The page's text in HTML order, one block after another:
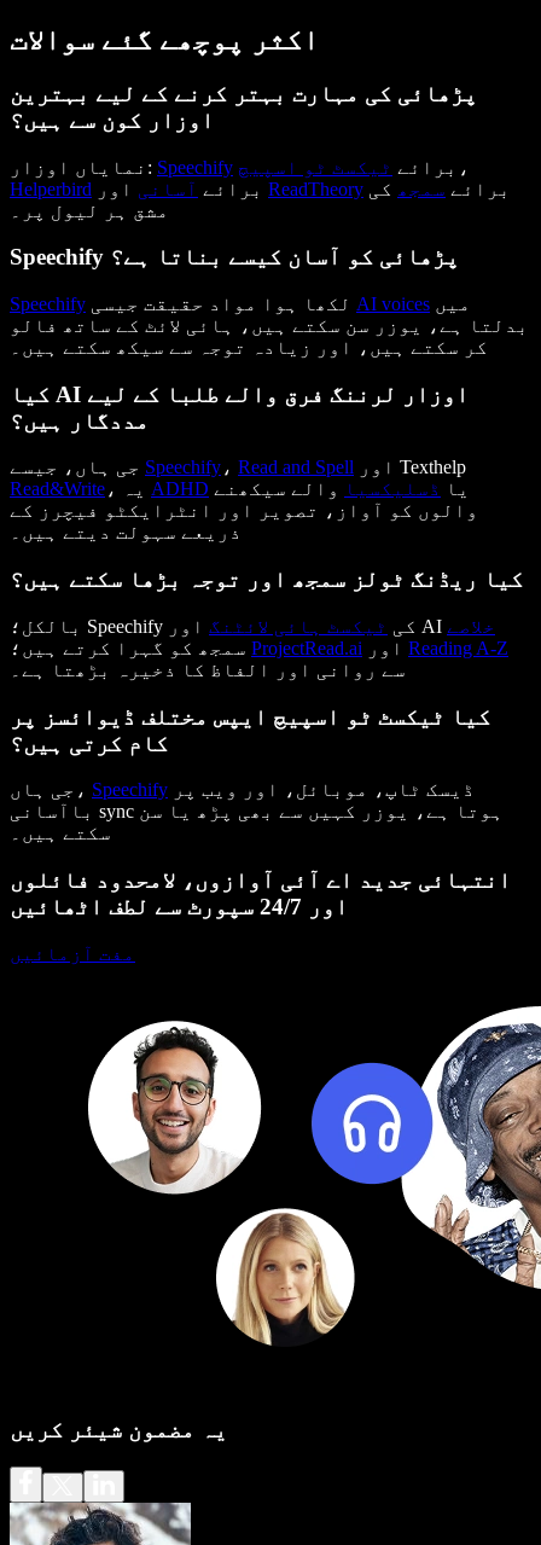
اکثر پوچھے گئے سوالات
پڑھائی کی مہارت بہتر کرنے کے لیے بہترین
اوزار کون سے ہیں؟
نمایاں اوزار: Speechify برائے ٹیکسٹ ٹو اسپیچ
،
Helperbird
برائے آسانی ReadTheory برائے سمجھ کی
مشق ہر لیول پر۔
Speechify پڑھائی کو آسان کیسے بناتا ہے؟
Speechify AI voices
بدلتا ہے، یوزر سن سکتے ہیں، ہائی لائٹ کے ساتھ فالو
کر سکتے ہیں، اور زیادہ توجہ سے سیکھ سکتے ہیں۔
کیا AI اوزار لرننگ فرق والے طلبا کے لیے
مددگار ہیں؟
Speechify ، Read and Spell
اور Texthelp
Read&Write
ADHD یا ڈسلیکسیا
والے سیکھنے
والوں کو آواز، تصویر اور انٹرایکٹو فیچرز کے
ذریعے سہولت دیتے ہیں۔
کیا ریڈنگ ٹولز سمجھ اور توجہ بڑھا سکتے ہیں؟
بالکل؛ Speechify کی ٹیکسٹ ہائی لائٹنگ اور AI خلاصے
ProjectRead.ai
Reading A-Z
سے روانی اور الفاظ کا ذخیرہ بڑھتا ہے۔
کیا ٹیکسٹ ٹو اسپیچ ایپس مختلف ڈیوائسز پر
کام کرتی ہیں؟
جی ہاں، Speechify
باآسانی sync ہوتا ہے، یوزر کہیں سے بھی پڑھ یا سن
سکتے ہیں۔
انتہائی جدید اے آئی آوازوں، لامحدود فائلوں
اور 24/7 سپورٹ سے لطف اٹھائیں
مفت آزمائیں
یہ مضمون شیئر کریں